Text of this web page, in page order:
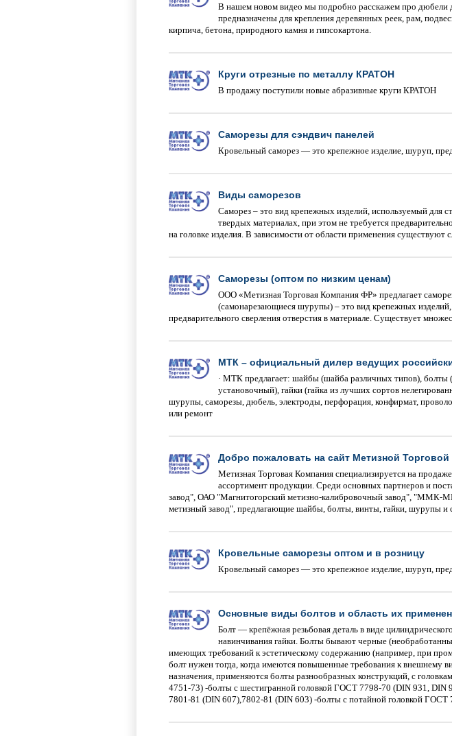
В нашем новом видео мы подробно расскажем про дюбели
предназначены для крепления деревянных реек, рам,
кирпича, бетона, природного камня и гипсокартона.
Круги отрезные по металлу КРАТОН
В продажу поступили новые абразивные круги КРАТОН
Саморезы для сэндвич панелей
Кровельный саморез — это крепежное изделие, шуруп,
Виды саморезов
Саморез – это вид крепежных изделий, используемый для
твердых материалах, при этом не требуется
на головке изделия. В зависимости от области применения
Саморезы (оптом по низким ценам)
ООО «Метизная Торговая Компания ФР» предлагает
(самонарезающиеся шурупы) – это вид крепежных
предварительного сверления отверстия в материале. Существует
МТК – официальный дилер ведущих
· МТК предлагает: шайбы (шайба различных типов),
установочный), гайки (гайка из лучших сортов
шурупы, саморезы, дюбель, электроды, перфорация, конфирмат,
или ремонт
Добро пожаловать на сайт Метизной
Метизная Торговая Компания специализируется на
ассортимент продукции. Среди основных партнеров и
завод", ОАО "Магнитогорский метизно-калибровочный завод", "ММК-
метизный завод", предлагающие шайбы, болты, винты, гайки, шурупы и
Кровельные саморезы оптом и в розницу
Кровельный саморез — это крепежное изделие, шуруп,
Основные виды болтов и область их
Болт — крепёжная резьбовая деталь в виде
навинчивания гайки. Болты бывают черные
имеющих требований к эстетическому содержанию (например, при
болт нужен тогда, когда имеются повышенные требования к внешнему
назначения, применяются болты разнообразных конструкций, с
4751-73) -болты с шестигранной головкой ГОСТ 7798-70 (DIN 931,
7801-81 (DIN 607),7802-81 (DIN 603) -болты с потайной головкой ГОСТ